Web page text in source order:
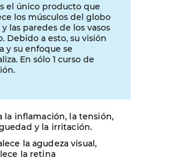
el único producto que
los músculos del globo
las paredes de los vasos
Debido a esto, su visión
y su enfoque se
En sólo 1 curso de
la inflamación, la tensión,
y la irritación.
la agudeza visual,
la retina